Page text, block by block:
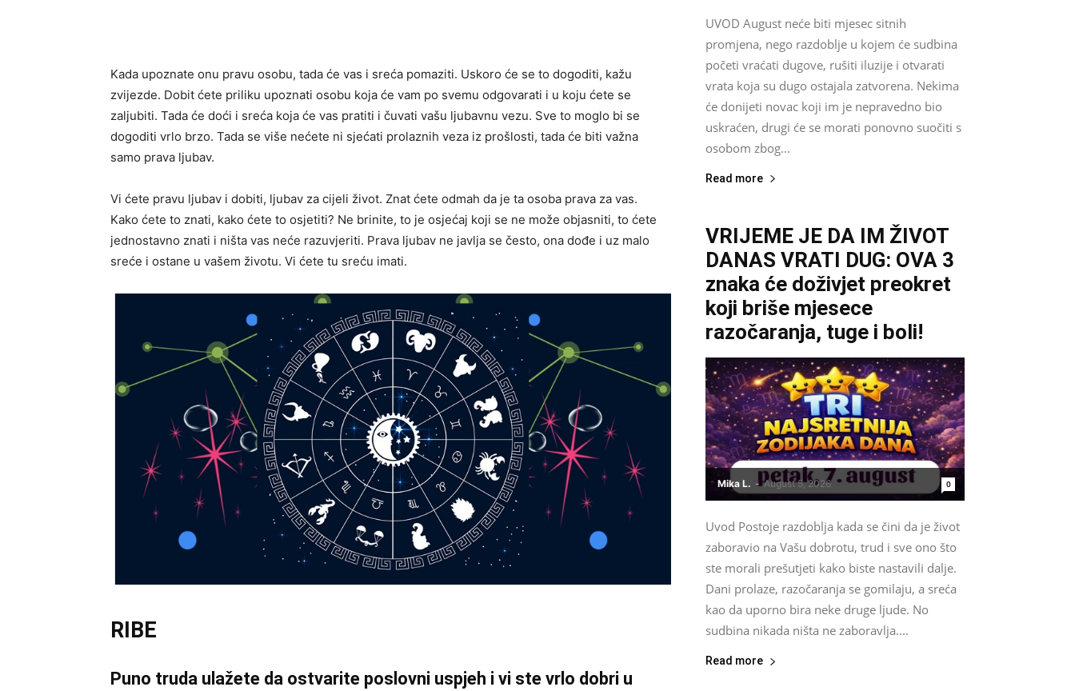
Kada upoznate onu pravu osobu, tada će vas i sreća pomaziti. Uskoro će se to dogoditi, kažu
zvijezde. Dobit ćete priliku upoznati osobu koja će vam po svemu odgovarati i u koju ćete se
zaljubiti. Tada će doći i sreća koja će vas pratiti i čuvati vašu ljubavnu vezu. Sve to moglo bi se
dogoditi vrlo brzo. Tada se više nećete ni sjećati prolaznih veza iz prošlosti, tada će biti važna
samo prava ljubav.
Vi ćete pravu ljubav i dobiti, ljubav za cijeli život. Znat ćete odmah da je ta osoba prava za vas.
Kako ćete to znati, kako ćete to osjetiti? Ne brinite, to je osjećaj koji se ne može objasniti, to ćete
jednostavno znati i ništa vas neće razuvjeriti. Prava ljubav ne javlja se često, ona dođe i uz malo
sreće i ostane u vašem životu. Vi ćete tu sreću imati.
RIBE
Puno truda ulažete da ostvarite poslovni uspjeh i vi ste vrlo dobri u
UVOD August neće biti mjesec sitnih
promjena, nego razdoblje u kojem će sudbina
početi vraćati dugove, rušiti iluzije i otvarati
vrata koja su dugo ostajala zatvorena. Nekima
će donijeti novac koji im je nepravedno bio
uskraćen, drugi će se morati ponovno suočiti s
osobom zbog...
Read more
VRIJEME JE DA IM ŽIVOT
DANAS VRATI DUG: OVA 3
znaka će doživjet preokret
koji briše mjesece
razočaranja, tuge i boli!
Mika L. - August 5, 2026 0
Uvod Postoje razdoblja kada se čini da je život
zaboravio na Vašu dobrotu, trud i sve ono što
ste morali prešutjeti kako biste nastavili dalje.
Dani prolaze, razočaranja se gomilaju, a sreća
kao da uporno bira neke druge ljude. No
sudbina nikada ništa ne zaboravlja....
Read more